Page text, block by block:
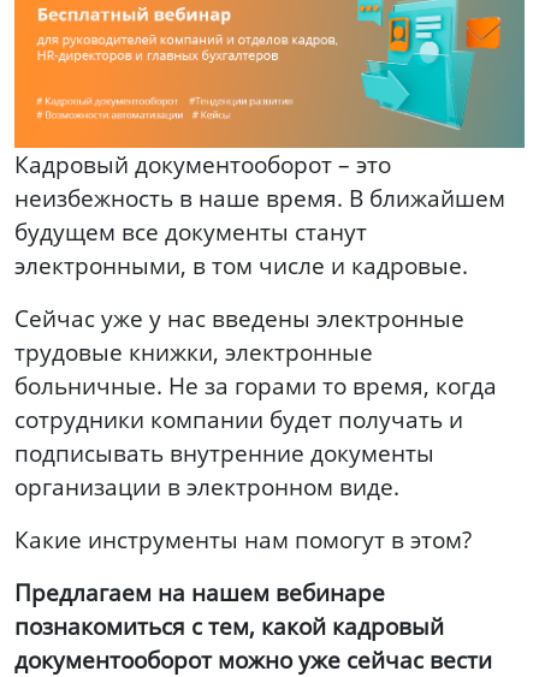
Кадровый документооборот – это
неизбежность в наше время. В ближайшем
будущем все документы станут
электронными, в том числе и кадровые.
Сейчас уже у нас введены электронные
трудовые книжки, электронные
больничные. Не за горами то время, когда
сотрудники компании будет получать и
подписывать внутренние документы
организации в электронном виде.
Какие инструменты нам помогут в этом?
Предлагаем на нашем вебинаре
познакомиться с тем, какой кадровый
документооборот можно уже сейчас вести